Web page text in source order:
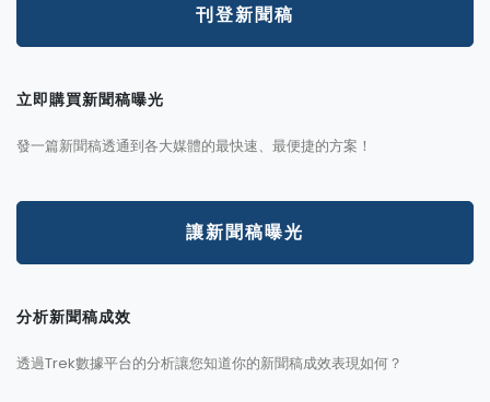
刊登新聞稿
立即購買新聞稿曝光
發一篇新聞稿透通到各大媒體的最快速、最便捷的方案！
讓新聞稿曝光
分析新聞稿成效
透過Trek數據平台的分析讓您知道你的新聞稿成效表現如何？